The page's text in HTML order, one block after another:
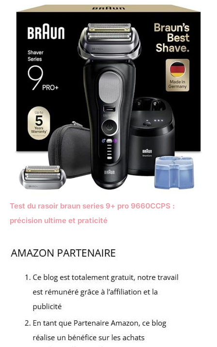
Test du rasoir braun series 9+ pro 9660CCPS :
précision ultime et praticité